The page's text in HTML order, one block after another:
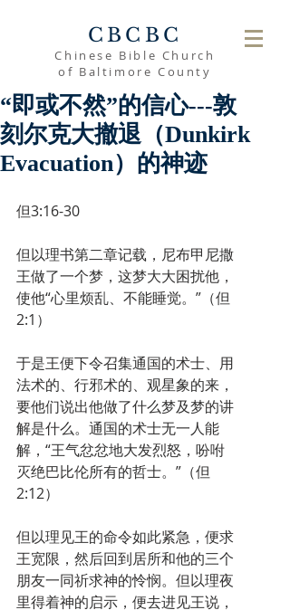
CBCBC
Chinese Bible Church
of Baltimore County
“即或不然”的信心---敦
刻尔克大撤退（Dunkirk
Evacuation）的神迹
但3:16-30
但以理书第二章记载，尼布甲尼撒
王做了一个梦，这梦大大困扰他，
使他“心里烦乱、不能睡觉。”（但
2:1）
于是王便下令召集通国的术士、用
法术的、行邪术的、观星象的来，
要他们说出他做了什么梦及梦的讲
解是什么。通国的术士无一人能
解，“王气忿忿地大发烈怒，吩咐
灭绝巴比伦所有的哲士。”（但
2:12）
但以理见王的命令如此紧急，便求
王宽限，然后回到居所和他的三个
朋友一同祈求神的怜悯。但以理夜
里得着神的启示，便去进见王说，